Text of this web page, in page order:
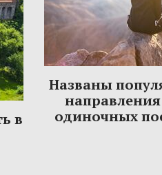
в
Названы
одиночных